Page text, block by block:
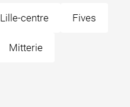
Lille-centre Fives
Mitterie